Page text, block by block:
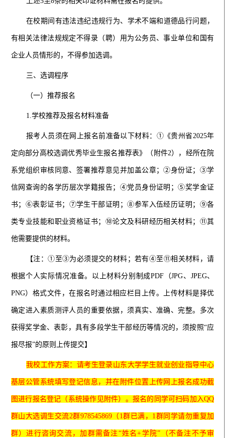
在校期间有违法违纪违规行为、学术不端和道德品行问题，
有相关法律法规规定不得录（聘）用为公务员、事业单位和国有
企业人员情形的，不得参加选调。
三、选调程序
（一）推荐报名
1.学校推荐及报名材料准备
报考人员须在网上报名前准备以下材料： ① 《贵州省2025年
定向部分高校选调优秀毕业生报名推荐表》（附件2），经所在院
系党组织审核同意、签署推荐意见并加盖公章； ②身份证； ③学
信网查询的各学历层次学籍报告； ④党员身份证明； ⑤奖学金证
书； ⑥表彰证书； ⑦学生干部证明； ⑧参军入伍经历证明； ⑨各
类专业技能和职业资格证书； ⑩论文及科研经历相关材料； ⑪其
他需要提供的材料。
【注：①至③为必须提交的材料；若有④至⑪相 关材料，请
根据个人实际情况准备。以上材料分别 制成PDF（JPG、JPEG、
PNG）格式文件，在报名时通过相应栏目上传。上传材料是择优
确定进入素质测评人员的重要依据，须真实、准确、完整。多次
获得奖学金、表彰，具有多段学生干部经历等情况的， 须按照“应
报尽报”的原则 上传提交】
我校工作方案：请考生登录山东大学学生就业创业指导中心
基层公管系统填写登记信息，并在附件位置上传网上报名成功截
图进行报名登记（系统操作见附件）。报名的同学可扫码加入QQ
群山大选调生交流2群978545869（1群已满，1群同学请勿重复加
群）进行咨询交流，加群需备注“姓名+学院”（不备注不予审